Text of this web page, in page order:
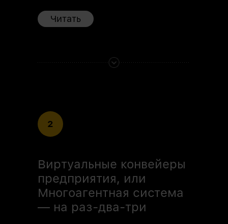
Читать
2
Виртуальные конвейеры
предприятия, или
Многоагентная система
— на раз-два-три